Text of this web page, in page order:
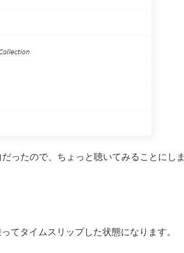
ったので、ちょっと聴いてみることにしま
てタイムスリップした状態になります。